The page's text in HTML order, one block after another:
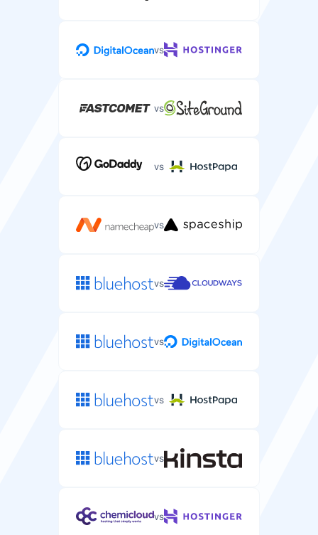
vs
vs
vs
vs
vs
vs
vs
vs
vs